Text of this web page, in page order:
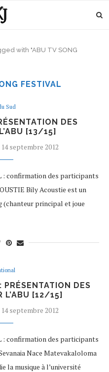
with "ABU TV SONG
FESTIVAL
Sud
DES
[13/15]
14 septembre 2012
: confirmation des participants
Bily Acoustie est un
(chanteur principal et joue
PRÉSENTATION DES
L’ABU [12/15]
14 septembre 2012
: confirmation des participants
Nace Matevakaloloma
la musique à l’université